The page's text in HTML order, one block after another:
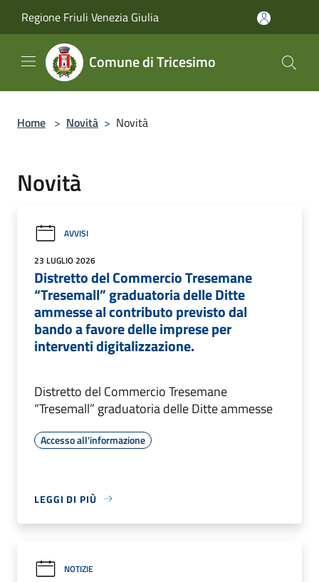
Regione Friuli Venezia Giulia
Comune di Tricesimo
Home > Novità > Novità
Novità
AVVISI
23 LUGLIO 2026
Distretto del Commercio Tresemane
“Tresemall” graduatoria delle Ditte
ammesse al contributo previsto dal
bando a favore delle imprese per
interventi digitalizzazione.
Distretto del Commercio Tresemane
“Tresemall” graduatoria delle Ditte ammesse
Accesso all'informazione
LEGGI DI PIÙ
NOTIZIE